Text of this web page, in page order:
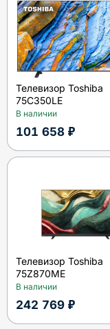
Телевизор Toshiba
75C350LE
В наличии
101 658 ₽
Телевизор Toshiba
75Z870ME
В наличии
242 769 ₽